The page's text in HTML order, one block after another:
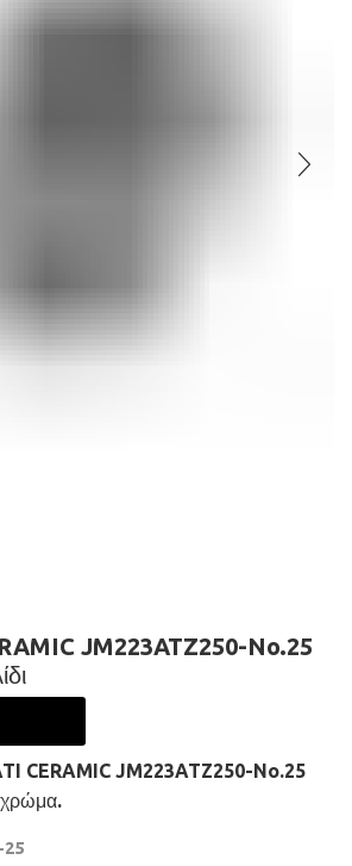
JM223ATZ250-No.25
CERAMIC JM223ATZ250-No.25
χρώμα.
25